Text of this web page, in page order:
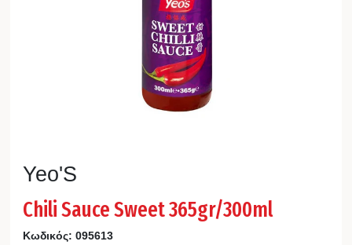
Yeo'S
Chili Sauce Sweet 365gr/300ml
Κωδικός: 095613